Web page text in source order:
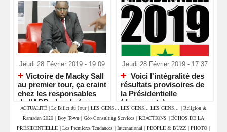
Jeudi 28 Février 2019 - 19:09
​Victoire de Macky Sall
au premier tour, ça craint
chez les responsables
de l’APR - Le chef va
nettoyer les écuries
d’Augias
Jeudi 28 Février 2019 - 17:37
Voici l'intégralité des
résultats provisoires de
la Présidentielle
(documents)
ACTUALITÉ | Le Billet du Jour | LES GENS... LES GENS... LES GENS... | Religion &
Ramadan 2020 | Boy Town | Géo Consulting Services | REACTIONS | ÉCHOS DE LA
PRÉSIDENTIELLE | Les Premières Tendances | International | PEOPLE & BUZZ | PHOTO |